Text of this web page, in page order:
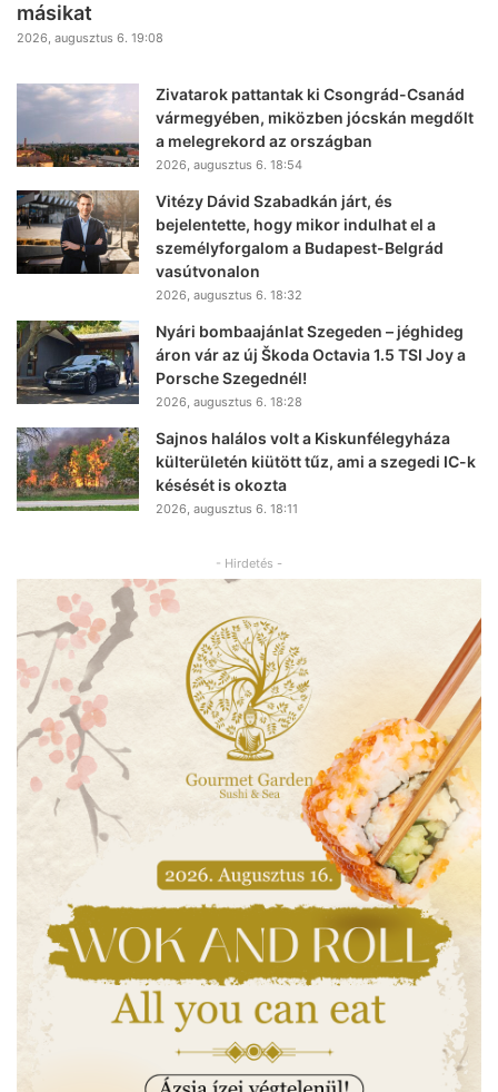
másikat
2026, augusztus 6. 19:08
Zivatarok pattantak ki Csongrád-Csanád
vármegyében, miközben jócskán megdőlt
a melegrekord az országban
2026, augusztus 6. 18:54
Vitézy Dávid Szabadkán járt, és
bejelentette, hogy mikor indulhat el a
személyforgalom a Budapest-Belgrád
vasútvonalon
2026, augusztus 6. 18:32
Nyári bombaajánlat Szegeden – jéghideg
áron vár az új Škoda Octavia 1.5 TSI Joy a
Porsche Szegednél!
2026, augusztus 6. 18:28
Sajnos halálos volt a Kiskunfélegyháza
külterületén kiütött tűz, ami a szegedi IC-k
késését is okozta
2026, augusztus 6. 18:11
- Hirdetés -